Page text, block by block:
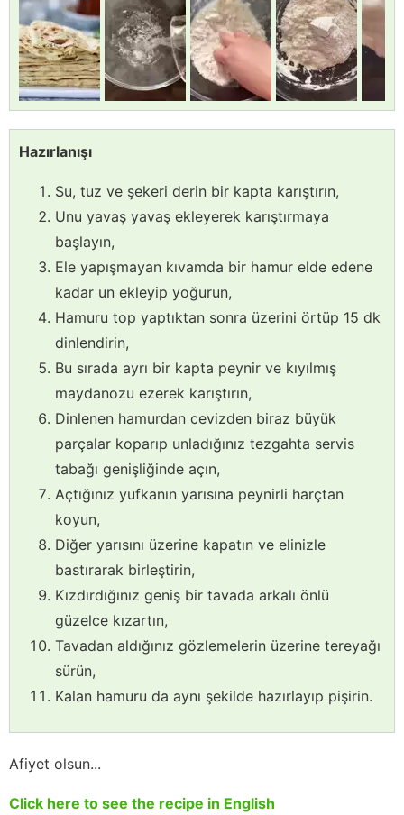
Hazırlanışı
Su, tuz ve şekeri derin bir kapta karıştırın,
Unu yavaş yavaş ekleyerek karıştırmaya
başlayın,
Ele yapışmayan kıvamda bir hamur elde edene
kadar un ekleyip yoğurun,
Hamuru top yaptıktan sonra üzerini örtüp 15 dk
dinlendirin,
Bu sırada ayrı bir kapta peynir ve kıyılmış
maydanozu ezerek karıştırın,
Dinlenen hamurdan cevizden biraz büyük
parçalar koparıp unladığınız tezgahta servis
tabağı genişliğinde açın,
Açtığınız yufkanın yarısına peynirli harçtan
koyun,
Diğer yarısını üzerine kapatın ve elinizle
bastırarak birleştirin,
Kızdırdığınız geniş bir tavada arkalı önlü
güzelce kızartın,
Tavadan aldığınız gözlemelerin üzerine tereyağı
sürün,
Kalan hamuru da aynı şekilde hazırlayıp pişirin.
Afiyet olsun...
Click here to see the recipe in English